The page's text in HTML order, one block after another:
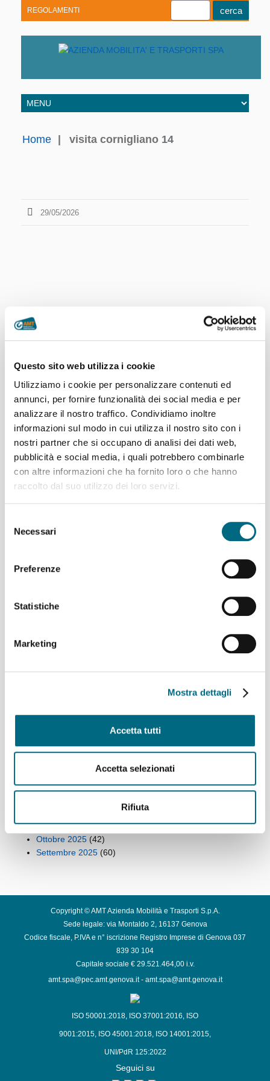
Questo sito web utilizza i cookie
Utilizziamo i cookie per personalizzare contenuti ed
annunci, per fornire funzionalità dei social media e per
analizzare il nostro traffico. Condividiamo inoltre
informazioni sul modo in cui utilizza il nostro sito con i
nostri partner che si occupano di analisi dei dati web,
pubblicità e social media, i quali potrebbero combinarle
con altre informazioni che ha fornito loro o che hanno
raccolto dal suo utilizzo dei loro servizi.
delNecessari
Preferenze
Statistiche
Marketing
Mostra dettagli
Accetta tutti
Accetta selezionati
Rifiuta
REGOLAMENTI
Home visita cornigliano 14
29/05/2026
Articoli recenti
Linea 907 temporaneo spostamento di capolinea
Variazioni ai percorsi giovedì 6 agosto
Funicolare Zecca Righi giovedì 6 agosto temporanea
sospensione del servizio per manutenzione
Cremagliera Principe-Granarolo, servizio ripristinato
Archivi
Maggio 2026(48)
(50)
Febbraio 2026(49)
Novembre 2025(43)
Ottobre 2025 (42)
Settembre 2025 (60)
Copyright © AMT Azienda Mobilità e Trasporti S.p.A.
Sede legale: via Montaldo 2, 16137 Genova
Codice fiscale, P.IVA e n° iscrizione Registro Imprese di Genova 037
839 30 104
Capitale sociale € 29.521.464,00 i.v.
amt.spa@pec.amt.genova.it- amt.spa@amt.genova.it
ISO 50001:2018, ISO 37001:2016, ISO
9001:2015, ISO 45001:2018, ISO 14001:2015,
UNI/PdR 125:2022
Seguici su